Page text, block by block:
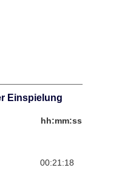
Einspielung
hh:mm:ss
00:21:18